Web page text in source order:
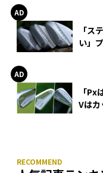
「ス
い」
「
Vは